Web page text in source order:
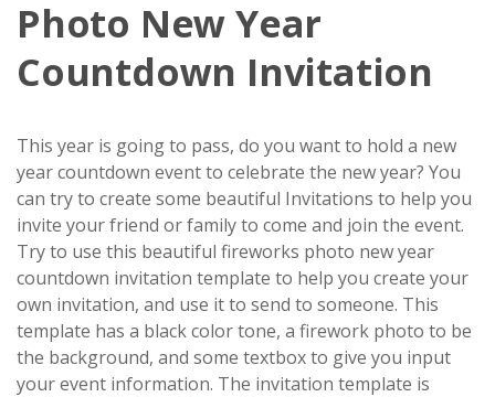
Photo New Year
Countdown Invitation
This year is going to pass, do you want to hold a new
year countdown event to celebrate the new year? You
can try to create some beautiful Invitations to help you
invite your friend or family to come and join the event.
Try to use this beautiful fireworks photo new year
countdown invitation template to help you create your
own invitation, and use it to send to someone. This
template has a black color tone, a firework photo to be
the background, and some textbox to give you input
your event information. The invitation template is